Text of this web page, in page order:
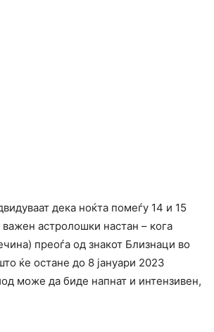
дека ноќта помеѓу 14 и 15
астролошки настан – кога
преоѓа од знакот Близнаци во
ќе остане до 8 јануари 2023
може да биде нaпнат и интензивен,